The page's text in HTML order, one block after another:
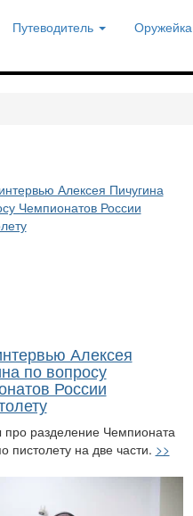
Путеводитель Оружейка
Алексея
по вопросу
России
про разделение Чемпионата
пистолету на две части. >>